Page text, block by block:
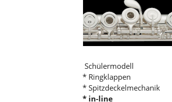
Schülermodell
* Ringklappen
* Spitzdeckelmechanik
* in-line